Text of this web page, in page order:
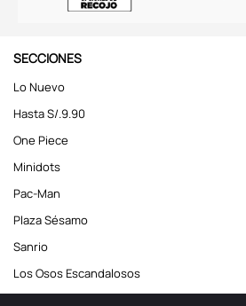
SECCIONES
Lo Nuevo
Hasta S/.9.90
One Piece
Minidots
Pac-Man
Plaza Sésamo
Sanrio
Los Osos Escandalosos